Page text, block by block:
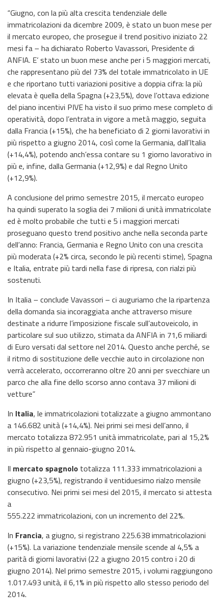
“Giugno, con la più alta crescita tendenziale delle
immatricolazioni da dicembre 2009, è stato un buon mese per
il mercato europeo, che prosegue il trend positivo iniziato 22
mesi fa – ha dichiarato Roberto Vavassori, Presidente di
ANFIA. E’ stato un buon mese anche per i 5 maggiori mercati,
che rappresentano più del 73% del totale immatricolato in UE
e che riportano tutti variazioni positive a doppia cifra: la più
elevata è quella della Spagna (+23,5%), dove l’ottava edizione
del piano incentivi PIVE ha visto il suo primo mese completo di
operatività, dopo l’entrata in vigore a metà maggio, seguita
dalla Francia (+15%), che ha beneficiato di 2 giorni lavorativi in
più rispetto a giugno 2014, così come la Germania, dall’Italia
(+14,4%), potendo anch’essa contare su 1 giorno lavorativo in
più e, infine, dalla Germania (+12,9%) e dal Regno Unito
(+12,9%).
A conclusione del primo semestre 2015, il mercato europeo
ha quindi superato la soglia dei 7 milioni di unità immatricolate
ed è molto probabile che tutti e 5 i maggiori mercati
proseguano questo trend positivo anche nella seconda parte
dell’anno: Francia, Germania e Regno Unito con una crescita
più moderata (+2% circa, secondo le più recenti stime), Spagna
e Italia, entrate più tardi nella fase di ripresa, con rialzi più
sostenuti.
In Italia – conclude Vavassori – ci auguriamo che la ripartenza
della domanda sia incoraggiata anche attraverso misure
destinate a ridurre l’imposizione fiscale sull’autoveicolo, in
particolare sul suo utilizzo, stimata da ANFIA in 71,6 miliardi
di Euro versati dal settore nel 2014. Questo anche perché, se
il ritmo di sostituzione delle vecchie auto in circolazione non
verrà accelerato, occorreranno oltre 20 anni per svecchiare un
parco che alla fine dello scorso anno contava 37 milioni di
vetture”
In Italia, le immatricolazioni totalizzate a giugno ammontano
a 146.682 unità (+14,4%). Nei primi sei mesi dell’anno, il
mercato totalizza 872.951 unità immatricolate, pari al 15,2%
in più rispetto al gennaio-giugno 2014.
Il mercato spagnolo totalizza 111.333 immatricolazioni a
giugno (+23,5%), registrando il ventiduesimo rialzo mensile
consecutivo. Nei primi sei mesi del 2015, il mercato si attesta
a
555.222 immatricolazioni, con un incremento del 22%.
In Francia, a giugno, si registrano 225.638 immatricolazioni
(+15%). La variazione tendenziale mensile scende al 4,5% a
parità di giorni lavorativi (22 a giugno 2015 contro i 20 di
giugno 2014). Nel primo semestre 2015, i volumi raggiungono
1.017.493 unità, il 6,1% in più rispetto allo stesso periodo del
2014.